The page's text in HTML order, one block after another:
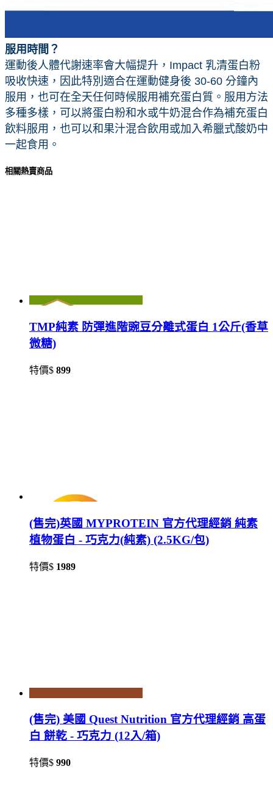
服用時間？
運動後人體代謝速率會大幅提升，Impact 乳清蛋白粉
吸收快速，因此特別適合在運動健身後 30-60 分鐘內
服用，也可在全天任何時候服用補充蛋白質。服用方法
多種多樣，可以將蛋白粉和水或牛奶混合作為補充蛋白
飲料服用，也可以和果汁混合飲用或加入希臘式酸奶中
一起食用。
相關熱賣商品
TMP純素 防彈進階豌豆分離式蛋白 1公斤(香草
微糖)
特價$ 899
(售完)英國 MYPROTEIN 官方代理經銷 純素
植物蛋白 - 巧克力(純素) (2.5KG/包)
特價$ 1989
(售完) 美國 Quest Nutrition 官方代理經銷 高蛋
白 餅乾 - 巧克力 (12入/箱)
特價$ 990